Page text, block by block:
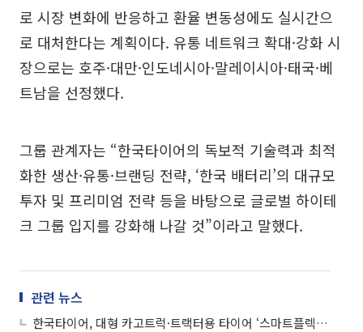
로 시장 변화에 반응하고 환율 변동성에도 실시간으
로 대처한다는 계획이다. 유통 네트워크 확대·강화 시
장으로는 호주·대만·인도네시아·말레이시아·태국·베
트남을 선정했다.
그룹 관계자는 “한국타이어의 독보적 기술력과 최적
화한 생산·유통·브랜딩 전략, ‘한국 배터리’의 대규모
투자 및 프리미엄 전략 등을 바탕으로 글로벌 하이테
크 그룹 입지를 강화해 나갈 것”이라고 말했다.
관련 뉴스
한국타이어, 대형 카고트럭·트랙터용 타이어 ‘스마트플렉스 AL51’ 출시